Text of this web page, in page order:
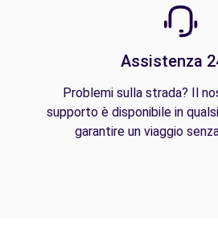
Assistenza
Problemi sulla strada? Il
supporto è disponibile in
garantire un viaggio